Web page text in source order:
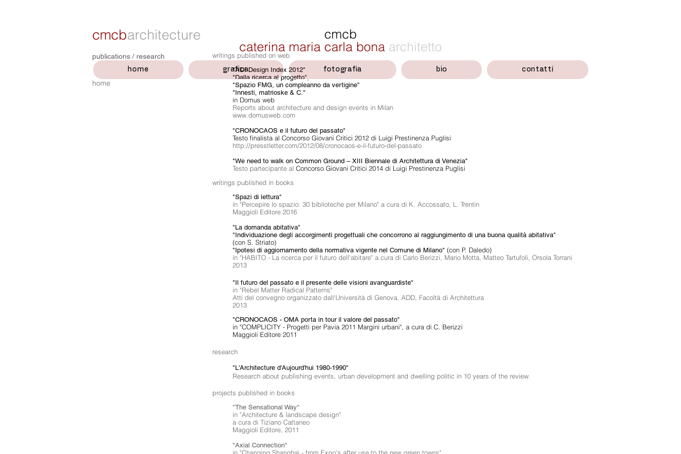
cmcbarchitecture
publications / research
home
writings published on web
"ADI Design Index 2012"
"Dalla ricerca al progetto",
"Spazio FMG, un compleanno da vertigine"
"Innesti, matrioske & C."
in Domus web
Reports about architecture and design events in Milan
www.domusweb.com
"CRONOCAOS e il futuro del passato"
Testo finalista al Concorso Giovani Critici 2012 di Luigi Prestinenza Puglisi
http://presstletter.com/2012/08/cronocaos-e-il-futuro-del-passato
"We need to walk on Common Ground – XIII Biennale di Architettura di Venezia"
Testo partecipante al Concorso Giovani Critici 2014 di Luigi Prestinenza Puglisi
writings published in books
"Spazi di lettura"
in "Percepire lo spazio: 30 biblioteche per Milano" a cura di K. Accossato, L. Trentin
Maggioli Editore 2016
"La domanda abitativa"
"Individuazione degli accorgimenti progettuali che concorrono al raggiungimento di una buona qualità abitativa"
(con S. Striato)
"Ipotesi di aggiornamento della normativa vigente nel Comune di Milano" (con P. Daledo)
in "HABITO - La ricerca per il futuro dell'abitare" a cura di Carlo Berizzi, Mario Motta, Matteo Tartufoli, Orsola Torrani
2013
"Il futuro del passato e il presente delle visioni avanguardiste"
in "Rebel Matter Radical Patterns"
Atti del convegno organizzato dall'Università di Genova, ADD, Facoltà di Architettura
2013
"CRONOCAOS - OMA porta in tour il valore del passato"
in "COMPLICITY - Progetti per Pavia 2011 Margini urbani", a cura di C. Berizzi
Maggioli Editore 2011
research
"L'Architecture d'Aujourd'hui 1980-1990"
Research about publishing events, urban development and dwelling politic in 10 years of the review.
projects published in books
"The Sensational Way"
in "Architecture & landscape design"
a cura di Tiziano Cattaneo
Maggioli Editore, 2011
"Axial Connection"
cmcb
caterina maria carla bona architetto
home grafica fotografia bio contatti